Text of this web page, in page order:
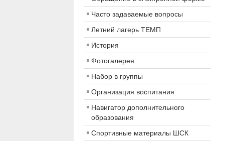
Часто задаваемые вопросы
Летний лагерь ТЕМП
История
Фотогалерея
Набор в группы
Организация воспитания
Навигатор дополнительного
образования
Спортивные материалы ШСК